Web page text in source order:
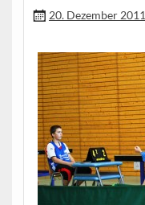
20. Dezember 2011